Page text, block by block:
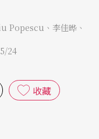
Popescu 、 李佳晔 、
24
收藏